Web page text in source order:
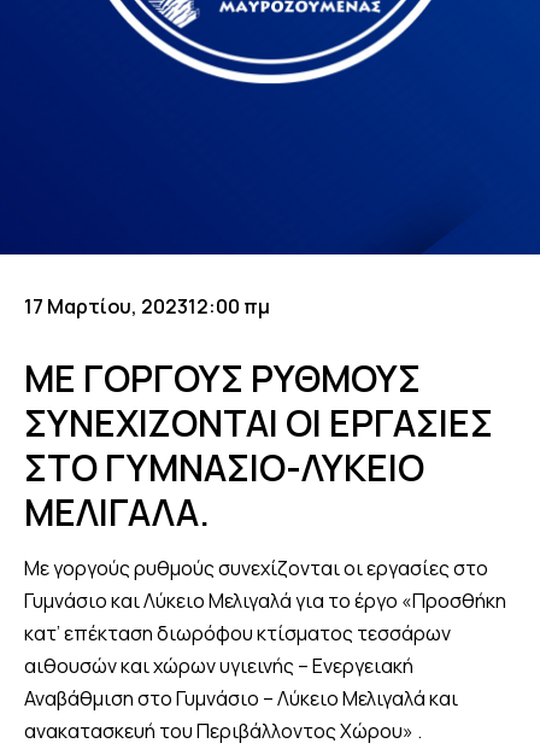
17 Μαρτίου, 202312:00 πμ
ΜΕ ΓΟΡΓΟΥΣ ΡΥΘΜΟΥΣ
ΣΥΝΕΧΙΖΟΝΤΑΙ ΟΙ ΕΡΓΑΣΙΕΣ
ΣΤΟ ΓΥΜΝΑΣΙΟ-ΛΥΚΕΙΟ
ΜΕΛΙΓΑΛΑ.
Με γοργούς ρυθμούς συνεχίζονται οι εργασίες στο
Γυμνάσιο και Λύκειο Μελιγαλά για το έργο «Προσθήκη
κατ’ επέκταση διωρόφου κτίσματος τεσσάρων
αιθουσών και χώρων υγιεινής – Ενεργειακή
Αναβάθμιση στο Γυμνάσιο – Λύκειο Μελιγαλά και
ανακατασκευή του Περιβάλλοντος Χώρου» .